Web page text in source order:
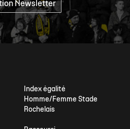
Newsletter "
Index égalité
Homme/Femme Stade
Rochelais